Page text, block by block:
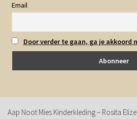
Email
Door verder te gaan, ga je akkoord
Aap Noot Mies Kinderkleding – Rosita